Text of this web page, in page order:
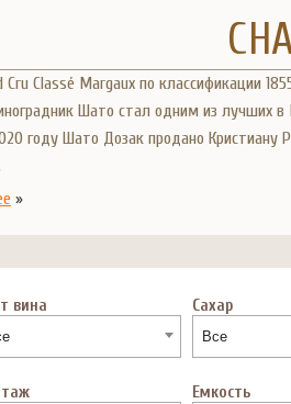
Cru Classé Margaux по классификации
Шато стал одним из лучших
году Шато Дозак продано Кристиану
»
вина Сахар
Все
Емкость